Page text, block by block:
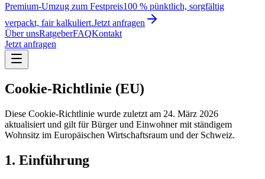
Premium-Umzug zum Festpreis100 % pünktlich, sorgfältig
verpackt, fair kalkuliert.Jetzt anfragen
Über unsRatgeberFAQKontakt
Jetzt anfragen
Cookie-Richtlinie (EU)
Diese Cookie-Richtlinie wurde zuletzt am 24. März 2026
aktualisiert und gilt für Bürger und Einwohner mit ständigem
Wohnsitz im Europäischen Wirtschaftsraum und der Schweiz.
1. Einführung